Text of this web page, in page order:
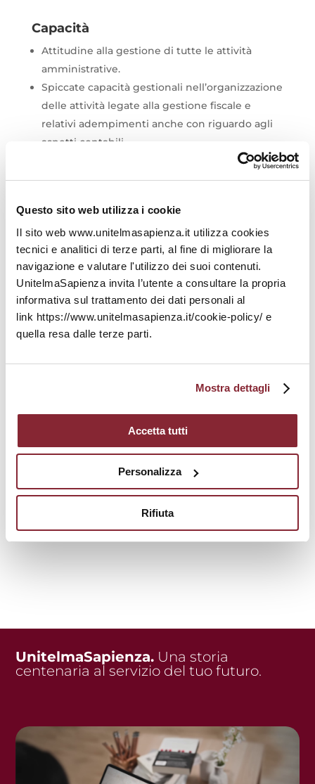
Questo sito web utilizza i cookie
Il sito web www.unitelmasapienza.it utilizza cookies
tecnici e analitici di terze parti, al fine di migliorare la
navigazione e valutare l'utilizzo dei suoi contenuti.
UnitelmaSapienza invita l’utente a consultare la propria
informativa sul trattamento dei dati personali al
link https://www.unitelmasapienza.it/cookie-policy/ e
quella resa dalle terze parti.
Mostra dettagli
Accetta tutti
Personalizza
Rifiuta
Capacità
Attitudine alla gestione di tutte le attività
amministrative.
Spiccate capacità gestionali nell’organizzazione
delle attività legate alla gestione fiscale e
relativi adempimenti anche con riguardo agli
aspetti contabili.
e attitudine
alproblem solving.
nuovo ambiente lavorativo per migliorarne le
performance.
Inviare CV in formato europeo entro il 2
Settembre 2024 all’indirizzo mail
protocollami@unitelmasapienza.it
UnitelmaSapienza. Una storia
centenaria al servizio del tuo futuro.